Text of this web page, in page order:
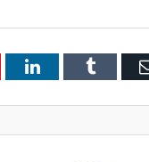
LinkedInTumblr